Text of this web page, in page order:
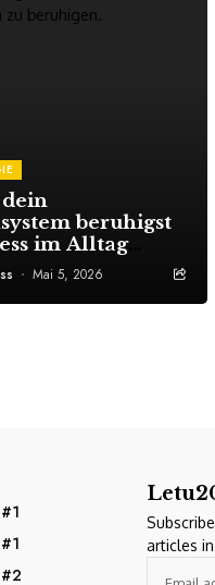
beruhigst
im Alltag
reduzierst
Mai 5, 2026
articles